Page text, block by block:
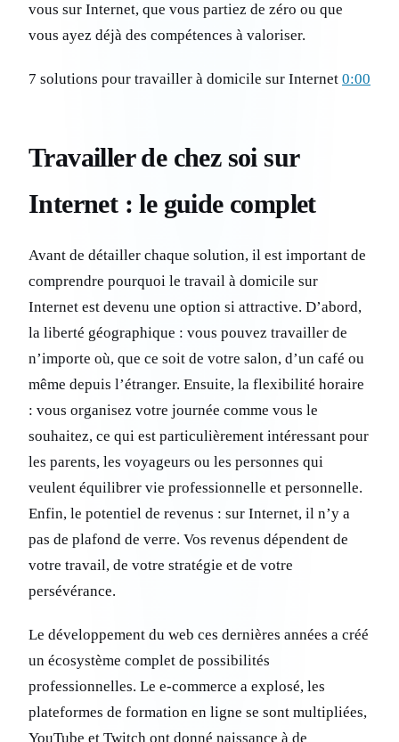
vous sur Internet, que vous partiez de zéro ou que
vous ayez déjà des compétences à valoriser.
7 solutions pour travailler à domicile sur Internet 0:00
Travailler de chez soi sur
Internet : le guide complet
Avant de détailler chaque solution, il est important de
comprendre pourquoi le travail à domicile sur
Internet est devenu une option si attractive. D’abord,
la liberté géographique : vous pouvez travailler de
n’importe où, que ce soit de votre salon, d’un café ou
même depuis l’étranger. Ensuite, la flexibilité horaire
: vous organisez votre journée comme vous le
souhaitez, ce qui est particulièrement intéressant pour
les parents, les voyageurs ou les personnes qui
veulent équilibrer vie professionnelle et personnelle.
Enfin, le potentiel de revenus : sur Internet, il n’y a
pas de plafond de verre. Vos revenus dépendent de
votre travail, de votre stratégie et de votre
persévérance.
Le développement du web ces dernières années a créé
un écosystème complet de possibilités
professionnelles. Le e-commerce a explosé, les
plateformes de formation en ligne se sont multipliées,
YouTube et Twitch ont donné naissance à de